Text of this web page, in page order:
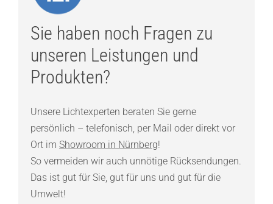
Sie haben noch Fragen zu
unseren Leistungen und
Produkten?
Unsere Lichtexperten beraten Sie gerne
persönlich – telefonisch, per Mail oder direkt vor
Ort im Showroom in Nürnberg!
So vermeiden wir auch unnötige Rücksendungen.
Das ist gut für Sie, gut für uns und gut für die
Umwelt!